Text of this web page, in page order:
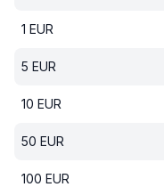
1 EUR
5 EUR
10 EUR
50 EUR
100 EUR